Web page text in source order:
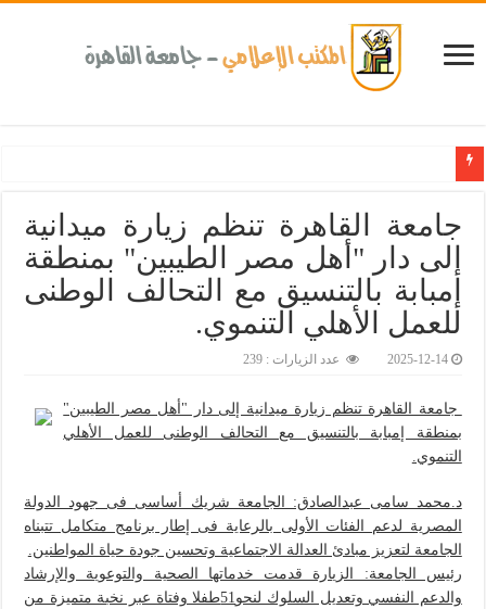
جامعة القاهرة تنظم زيارة ميدانية
إلى دار "أهل مصر الطيبين" بمنطقة
إمبابة بالتنسيق مع التحالف الوطنى
للعمل الأهلي التنموي.‎
2025-12-14 عدد الزيارات : 239
جامعة القاهرة تنظم زيارة ميدانية إلى دار "أهل مصر الطيبين"
بمنطقة إمبابة بالتنسيق مع التحالف الوطنى للعمل الأهلي
التنموي.
د.محمد سامى عبدالصادق: الجامعة شريك أساسى فى جهود الدولة
المصرية لدعم الفئات الأولى بالرعاية فى إطار برنامج متكامل تتبناه
الجامعة لتعزيز مبادئ العدالة الاجتماعية وتحسين جودة حياة المواطنين.
رئيس الجامعة: الزيارة قدمت خدماتها الصحية والتوعوية والإرشاد
والدعم النفسي وتعديل السلوك لنحو51طفلا وفتاة عبر نخبة متميزة من